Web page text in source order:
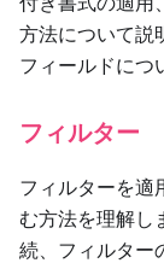
方法について説
フィールドにつ
フィルター
フィルターを適
む方法を理解し
続、フィルター